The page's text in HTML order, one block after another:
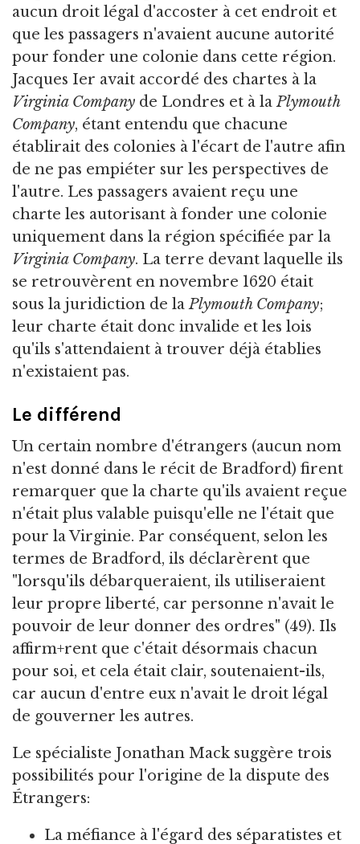
aucun droit légal d'accoster à cet endroit et
que les passagers n'avaient aucune autorité
pour fonder une colonie dans cette région.
Jacques Ier avait accordé des chartes à la
Virginia Company de Londres et à laPlymouth
Company, étant entendu que chacune
établirait des colonies à l'écart de l'autre afin
de ne pas empiéter sur les perspectives de
l'autre. Les passagers avaient reçu une
charte les autorisant à fonder une colonie
uniquement dans la région spécifiée par la
Virginia Company. La terre devant laquelle ils
se retrouvèrent en novembre 1620 était
sous la juridiction de laPlymouth Company;
leur charte était donc invalide et les lois
qu'ils s'attendaient à trouver déjà établies
n'existaient pas.
Le différend
Un certain nombre d'étrangers (aucun nom
n'est donné dans le récit de Bradford) firent
remarquer que la charte qu'ils avaient reçue
n'était plus valable puisqu'elle ne l'était que
pour la Virginie. Par conséquent, selon les
termes de Bradford, ils déclarèrent que
"lorsqu'ils débarqueraient, ils utiliseraient
leur propre liberté, car personne n'avait le
pouvoir de leur donner des ordres" (49). Ils
affirm+rent que c'était désormais chacun
pour soi, et cela était clair, soutenaient-ils,
car aucun d'entre eux n'avait le droit légal
de gouverner les autres.
Le spécialiste Jonathan Mack suggère trois
possibilités pour l'origine de la dispute des
Étrangers:
La méfiance à l'égard des séparatistes et